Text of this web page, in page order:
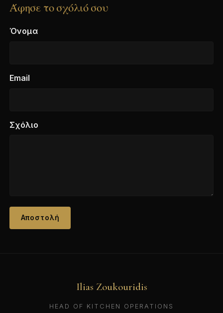
Άφησε το σχόλιό σου
Όνομα
Email
Σχόλιο
Αποστολή
Ilias Zoukouridis
HEAD OF KITCHEN OPERATIONS